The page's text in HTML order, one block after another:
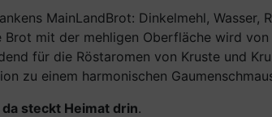
MainLandBrot: Dinkelmehl,
mit der mehligen Oberfläche wird
für die Röstaromen von Kruste und
zu einem harmonischen
da steckt Heimat drin.